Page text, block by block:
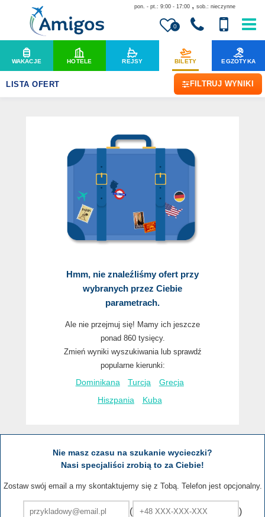
0
pon. - pt.: 9:00 - 17:00 , sob.: nieczynne
WAKACJE HOTELE REJSY BILETY EGZOTYKA
LISTA OFERT FILTRUJ WYNIKI
Hmm, nie znaleźliśmy ofert przy
wybranych przez Ciebie
parametrach.
Ale nie przejmuj się! Mamy ich jeszcze
ponad 860 tysięcy.
Zmień wyniki wyszukiwania lub sprawdź
popularne kierunki:
Dominikana
Turcja Grecja
Hiszpania Kuba
Nie masz czasu na szukanie wycieczki?
Nasi specjaliści zrobią to za Ciebie!
Zostaw swój email a my skontaktujemy się z Tobą. Telefon jest opcjonalny.
( )